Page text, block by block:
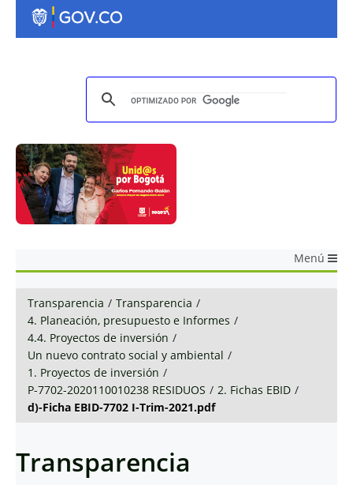
Menú
Transparencia / Transparencia /
4. Planeación, presupuesto e Informes /
4.4. Proyectos de inversión /
Un nuevo contrato social y ambiental /
1. Proyectos de inversión /
P-7702-2020110010238 RESIDUOS / 2. Fichas EBID /
d)-Ficha EBID-7702 I-Trim-2021.pdf
Transparencia